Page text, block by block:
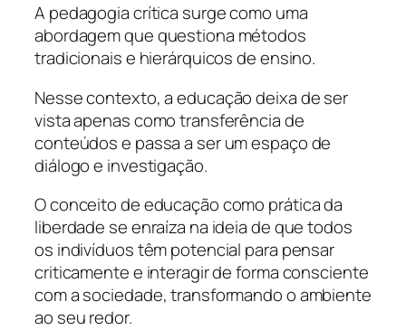
A pedagogia crítica surge como uma
abordagem que questiona métodos
tradicionais e hierárquicos de ensino.
Nesse contexto, a educação deixa de ser
vista apenas como transferência de
conteúdos e passa a ser um espaço de
diálogo e investigação.
O conceito de educação como prática da
liberdade se enraíza na ideia de que todos
os indivíduos têm potencial para pensar
criticamente e interagir de forma consciente
com a sociedade, transformando o ambiente
ao seu redor.